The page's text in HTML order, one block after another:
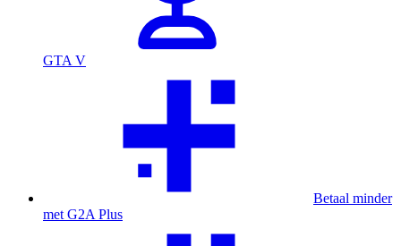
GTA V
Betaal minder
met G2A Plus